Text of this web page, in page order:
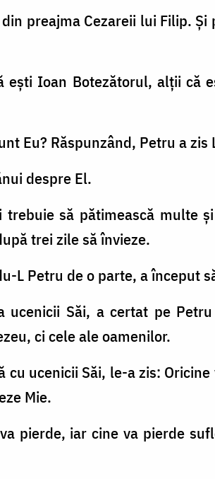
preajma Cezareii lui Filip.
eşti Ioan Botezătorul, alţii că
Eu? Răspunzând, Petru a zis
despre El.
să pătimească multe
trei zile să învieze.
L Petru de o parte, a început
ucenicii Săi, a certat pe
ci cele ale oamenilor.
ucenicii Săi, le-a zis:
Mie.
pierde, iar cine va pierde